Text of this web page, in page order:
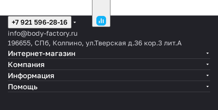
+7 921 596-28-16
info@body-factory.ru
196655, СПб, Колпино, ул.Тверская д.36 кор.3 лит.А
Интернет-магазин
Компания
Информация
Помощь